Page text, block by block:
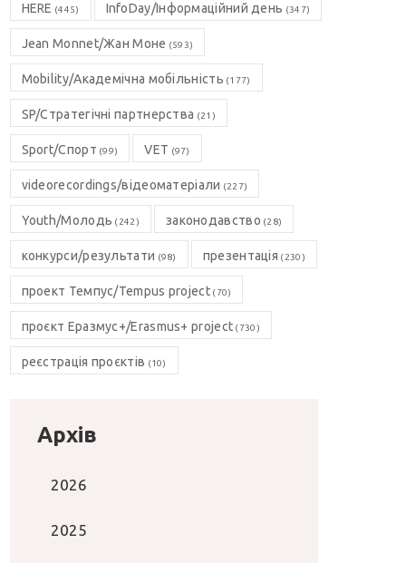
HERE (445) InfoDay/Інформаційний день (347)
Jean Monnet/Жан Моне (593)
Mobility/Академічна мобільність (177)
SP/Стратегічні партнерства (21)
Sport/Спорт (99) VET (97)
videorecordings/відеоматеріали (227)
Youth/Молодь (242) законодавство (28)
конкурси/результати (98) презентація (230)
проект Темпус/Tempus project(70)
проєкт Еразмус+/Erasmus+ project (730)
реєстрація проєктів (10)
Архів
2026
2025